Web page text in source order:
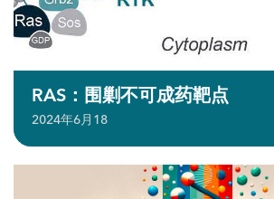
RAS：围剿不可成药靶点
2024年6月18